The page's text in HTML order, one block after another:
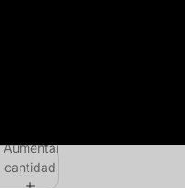
Aumentar
cantidad